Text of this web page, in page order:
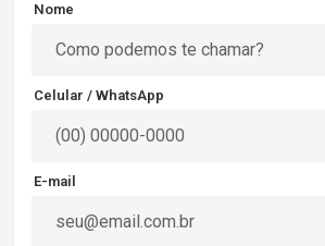
Nome
Celular / WhatsApp
E-mail